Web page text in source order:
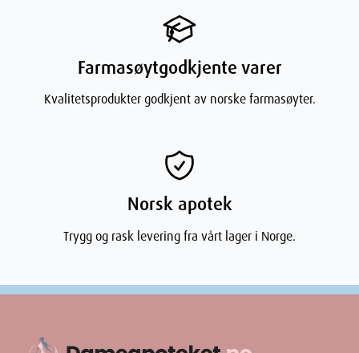
Farmasøytgodkjente varer
Kvalitetsprodukter godkjent av norske farmasøyter.
Norsk apotek
Trygg og rask levering fra vårt lager i Norge.